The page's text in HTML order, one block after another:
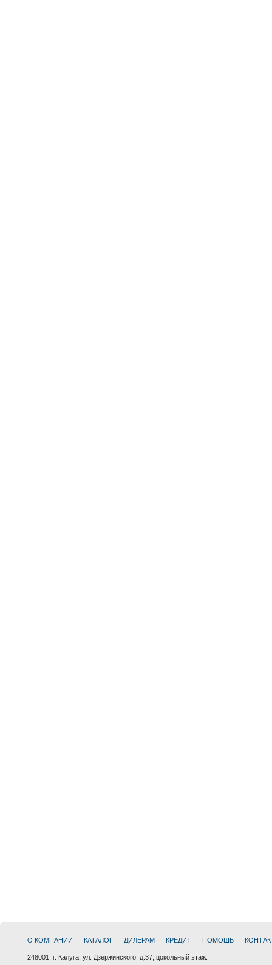
О КОМПАНИИ КАТАЛОГ ДИЛЕРАМ КРЕДИТ ПОМОЩЬ
248001, г. Калуга, ул. Дзержинского, д.37, цокольный этаж.